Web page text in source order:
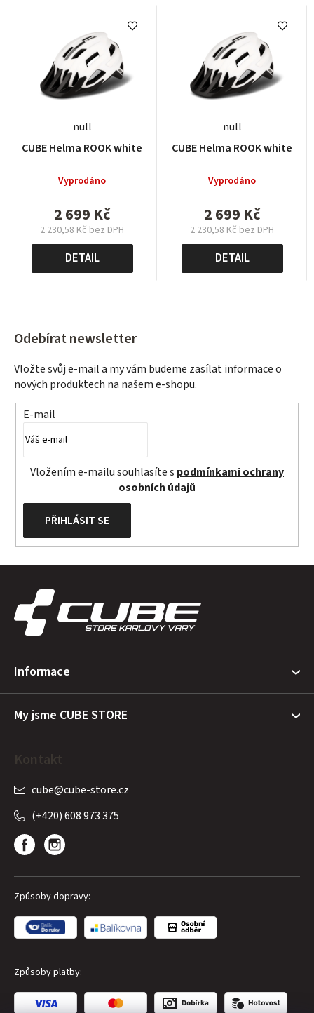
null
CUBE Helma ROOK white
Vyprodáno
2 699 Kč
2 230,58 Kč bez DPH
Měrná
cena:
DETAIL
null
CUBE Helma ROOK white
Vyprodáno
2 699 Kč
2 230,58 Kč bez DPH
Měrná
cena:
DETAIL
Odebírat newsletter
Vložte svůj e-mail a my vám budeme zasílat informace o
nových produktech na našem e-shopu.
E-mail
Vložením e-mailu souhlasíte s podmínkami ochrany
osobních údajů
PŘIHLÁSIT SE
Informace
My jsme CUBE STORE
Kontakt
cube@cube-store.cz
(+420) 608 973 375
Způsoby dopravy:
Způsoby platby: